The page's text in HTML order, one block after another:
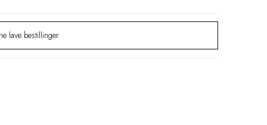
lave bestillinger